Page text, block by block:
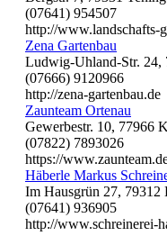
(07641) 954507
http://www.landschafts-
Zena Gartenbau
Ludwig-Uhland-Str. 24,
(07666) 9120966
http://zena-gartenbau.de
Zaunteam Ortenau
Gewerbestr. 10, 77966
(07822) 7893026
https://
Häberle Markus
Im Hausgrün 27, 79312
(07641) 936905
http://www.schreinerei-